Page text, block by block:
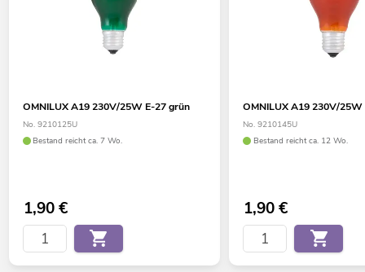
OMNILUX A19 230V/25W E-27 grün
No. 9210125U
Bestand reicht ca. 7 Wo.
1,90€
OMNILUX A19 230V/
No. 9210145U
Bestand reicht ca. 12 Wo.
1,90€